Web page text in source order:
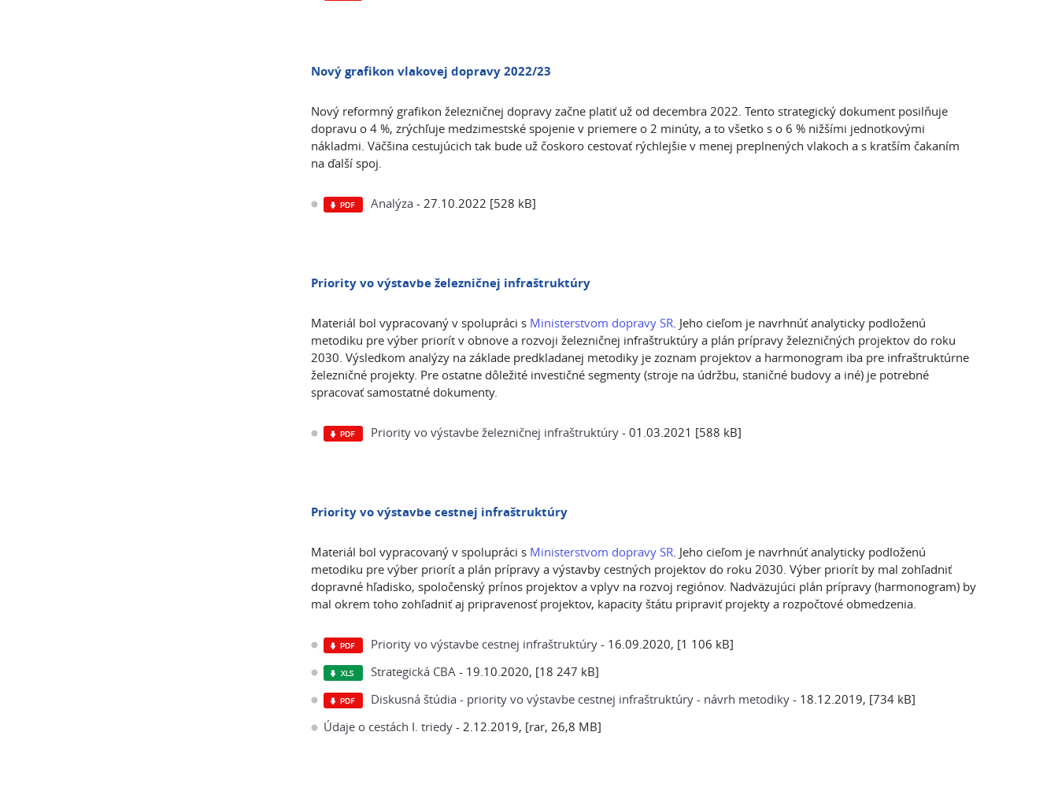
Nový grafikon vlakovej dopravy 2022/23
Nový reformný grafikon železničnej dopravy začne platiť už od decembra 2022. Tento strategický dokument posilňuje
dopravu o 4 %, zrýchľuje medzimestské spojenie v priemere o 2 minúty, a to všetko s o 6 % nižšími jednotkovými
nákladmi. Väčšina cestujúcich tak bude už čoskoro cestovať rýchlejšie v menej preplnených vlakoch a s kratším čakaním
na ďalší spoj.
Analýza- 27.10.2022 [528 kB]
Priority vo výstavbe železničnej infraštruktúry
Materiál bol vypracovaný v spolupráci s Ministerstvom dopravy SR. Jeho cieľom je navrhnúť analyticky podloženú
metodiku pre výber priorít v obnove a rozvoji železničnej infraštruktúry a plán prípravy železničných projektov do roku
2030. Výsledkom analýzy na základe predkladanej metodiky je zoznam projektov a harmonogram iba pre infraštruktúrne
železničné projekty. Pre ostatne dôležité investičné segmenty (stroje na údržbu, staničné budovy a iné) je potrebné
spracovať samostatné dokumenty.
Priority vo výstavbe železničnej infraštruktúry- 01.03.2021 [588 kB]
Priority vo výstavbe cestnej infraštruktúry
Materiál bol vypracovaný v spolupráci s Ministerstvom dopravy SR. Jeho cieľom je navrhnúť analyticky podloženú
metodiku pre výber priorít a plán prípravy a výstavby cestných projektov do roku 2030. Výber priorít by mal zohľadniť
dopravné hľadisko, spoločenský prínos projektov a vplyv na rozvoj regiónov. Nadväzujúci plán prípravy (harmonogram) by
mal okrem toho zohľadniť aj pripravenosť projektov, kapacity štátu pripraviť projekty a rozpočtové obmedzenia.
Priority vo výstavbe cestnej infraštruktúry- 16.09.2020, [1 106 kB]
Strategická CBA- 19.10.2020, [18 247 kB]
Diskusná štúdia - priority vo výstavbe cestnej infraštruktúry - návrh metodiky- 18.12.2019, [734 kB]
Údaje o cestách I. triedy- 2.12.2019, [rar, 26,8 MB]